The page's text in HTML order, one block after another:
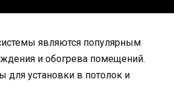
являются популярным
и обогрева помещений.
для установки в потолок и